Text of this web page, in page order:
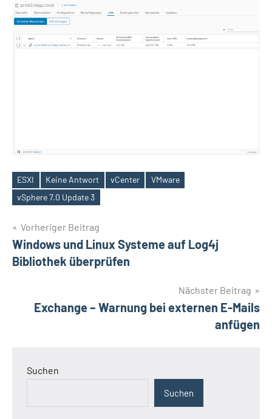
Schlagwörter
ESXI Keine Antwort vCenter
VMware
vSphere 7.0 Update 3
Beitragsnavigation
Vorheriger Beitrag
Windows und Linux Systeme auf Log4j
Bibliothek überprüfen
Nächster Beitrag
Exchange – Warnung bei externen E-Mails
anfügen
Suchen
Suchen